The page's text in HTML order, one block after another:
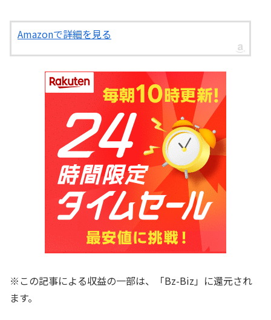
Amazonで詳細を見る
※この記事による収益の一部は、「Bz-Biz」に還元され
ます。